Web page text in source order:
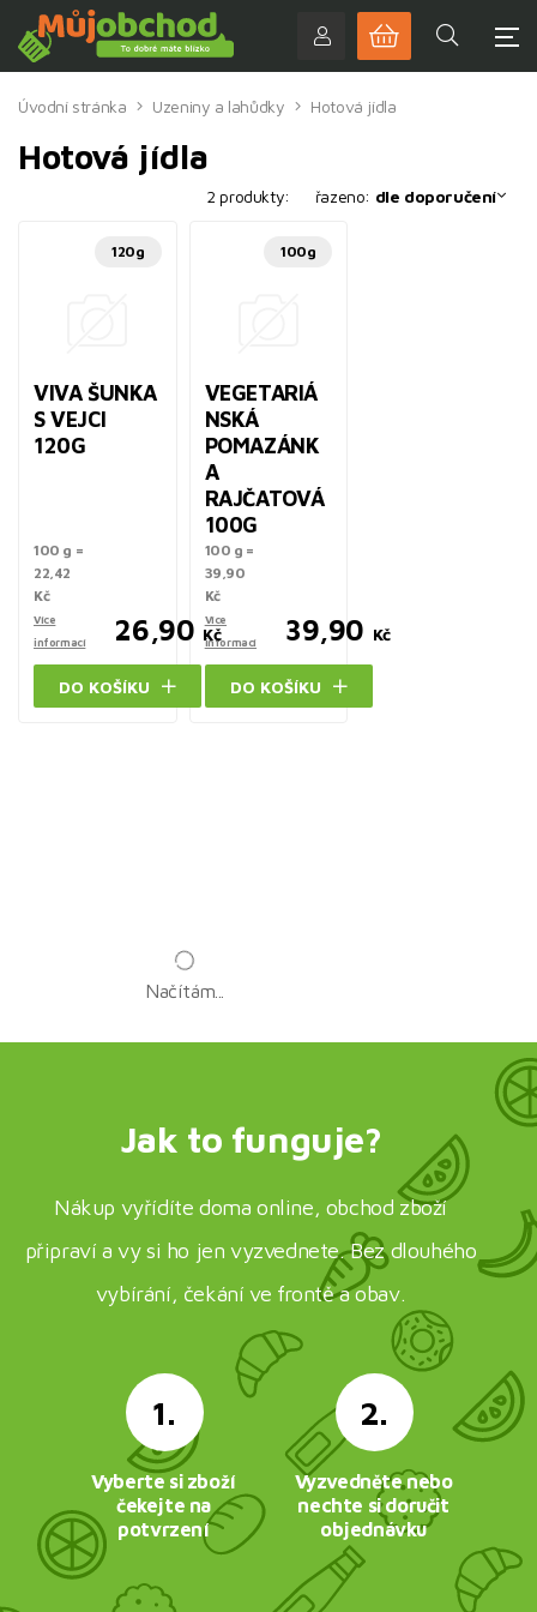
Úvodní stránka Uzeniny a lahůdky Hotová jídla
Hotová jídla
2 produkty: řazeno: dle doporučení
120g
VIVA ŠUNKA
S VEJCI
120G
100 g =
22,42
Kč
Více
informací
26,90 Kč
DO KOŠÍKU
100g
VEGETARIÁ
NSKÁ
POMAZÁNK
A
RAJČATOVÁ
100G
100 g =
39,90
Kč
Více
informací
39,90 Kč
DO KOŠÍKU
Načítám...
Jak to funguje?
Nákup vyřídíte doma online, obchod zboží
připraví a vy si ho jen vyzvednete. Bez dlouhého
vybírání, čekání ve frontě a obav.
1.
Vyberte si zboží
čekejte na
potvrzení
2.
Vyzvedněte nebo
nechte si doručit
objednávku